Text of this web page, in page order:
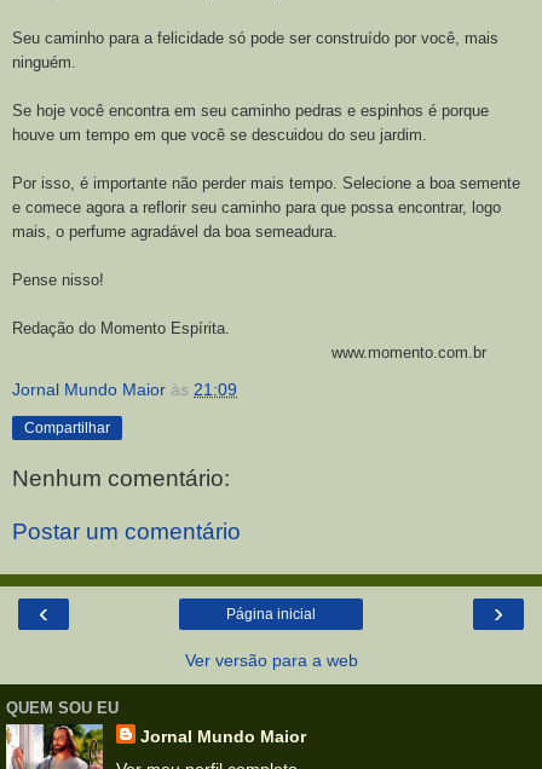
Seu caminho para a felicidade só pode ser construído por você, mais
ninguém.
Se hoje você encontra em seu caminho pedras e espinhos é porque
houve um tempo em que você se descuidou do seu jardim.
Por isso, é importante não perder mais tempo. Selecione a boa semente
e comece agora a reflorir seu caminho para que possa encontrar, logo
mais, o perfume agradável da boa semeadura.
Pense nisso!
Redação do Momento Espírita.
www.momento.com.br
Jornal Mundo Maior às 21:09
Compartilhar
Nenhum comentário:
Postar um comentário
‹ ›
Página inicial
Ver versão para a web
QUEM SOU EU
Jornal Mundo Maior